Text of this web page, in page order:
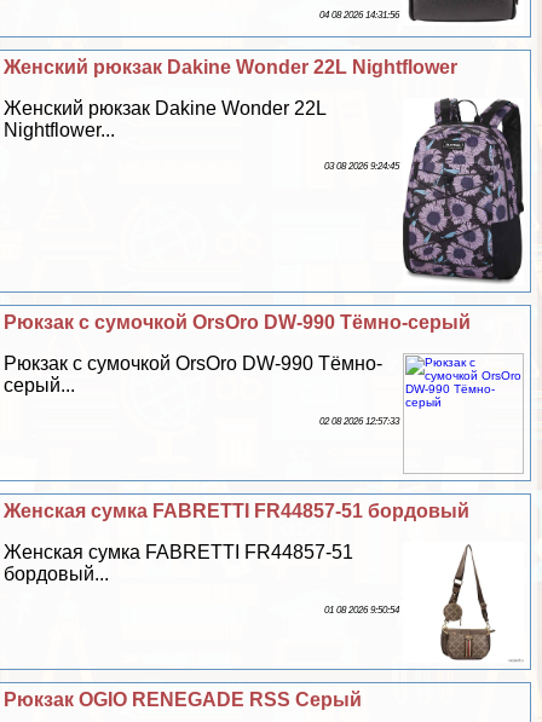
04 08 2026 14:31:56
Женский рюкзак Dakine Wonder 22L Nightflower
Женский рюкзак Dakine Wonder 22L
Nightflower...
03 08 2026 9:24:45
Рюкзак с сумочкой OrsOro DW-990 Тёмно-серый
Рюкзак с сумочкой OrsOro DW-990 Тёмно-
серый...
02 08 2026 12:57:33
Женская сумка FABRETTI FR44857-51 бордовый
Женская сумка FABRETTI FR44857-51
бордовый...
01 08 2026 9:50:54
Рюкзак OGIO RENEGADE RSS Серый